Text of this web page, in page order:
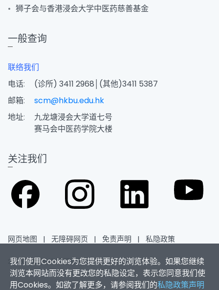
我们使用Cookies为您提供更好的浏览体验。如果您继续
浏览本网站而没有更改您的私隐设定，表示您同意我们使
用Cookies。如欲了解更多，请参阅我们的私隐政策声明
狮子会与香港浸会大学中医药慈善基金
一般查询
联络我们
电话:
(诊所) 3411 2968│(其他)3411 5387
邮箱:
scm@hkbu.edu.hk
地址:
九龙塘浸会大学道七号
赛马会中医药学院大楼
关注我们
网页地图 | 无障碍网页 | 免责声明 | 私隐政策
2026香港浸会大学 版权所有